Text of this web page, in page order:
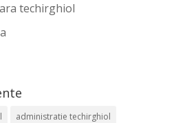
techirghiol
administratie techirghiol